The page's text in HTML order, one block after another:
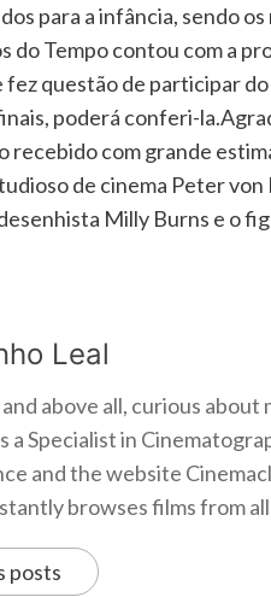
para a infância, sendo
do Tempo contou com a
fez questão de participar
poderá conferi-
recebido com grande
de cinema Peter
Milly Burns e o
Leal
above all, curious about
a Specialist in
and the website
browses films from
posts